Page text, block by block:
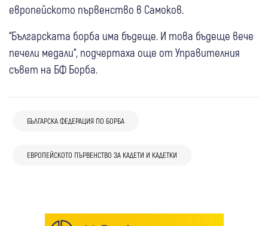
европейското първенство в Самоков.
“Българската борба има бъдеще. И това бъдеще вече
печели медали“, подчертаха още от Управителния
съвет на БФ Борба.
БЪЛГАРСКА ФЕДЕРАЦИЯ ПО БОРБА
ЕВРОПЕЙСКОТО ПЪРВЕНСТВО ЗА КАДЕТИ И КАДЕТКИ
европейски титли по борба през 21 век
(Снимки)
Кюстендил България
Илиев за 2 г. от борбата, чака се решение